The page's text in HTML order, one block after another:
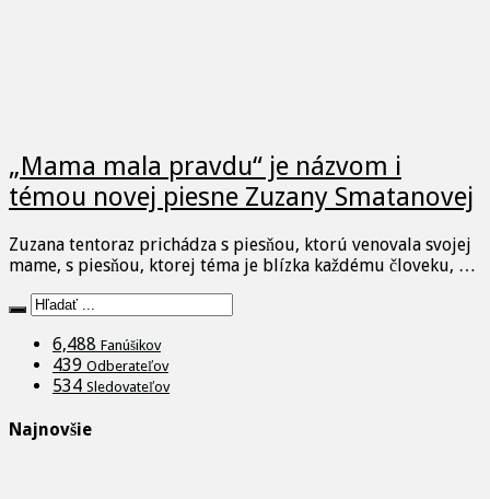
„Mama mala pravdu“ je názvom i
témou novej piesne Zuzany Smatanovej
Zuzana tentoraz prichádza s piesňou, ktorú venovala svojej
mame, s piesňou, ktorej téma je blízka každému človeku, …
6,488 Fanúšikov
439 Odberateľov
534 Sledovateľov
Najnovšie